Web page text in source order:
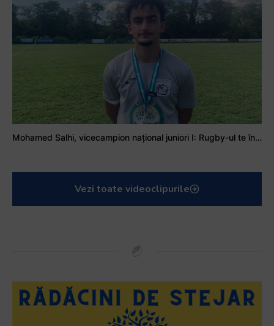
Mohamed Salhi, vicecampion național juniori I: Rugby-ul te învață să accepți și înfrângerile
Vezi toate videoclipurile